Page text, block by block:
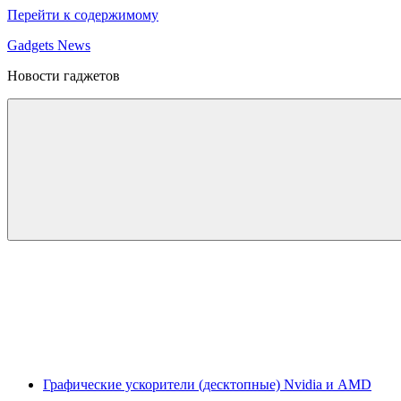
Перейти к содержимому
Gadgets News
Новости гаджетов
Графические ускорители (десктопные) Nvidia и AMD